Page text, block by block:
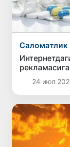
Саломатлик
билиш
24 июл